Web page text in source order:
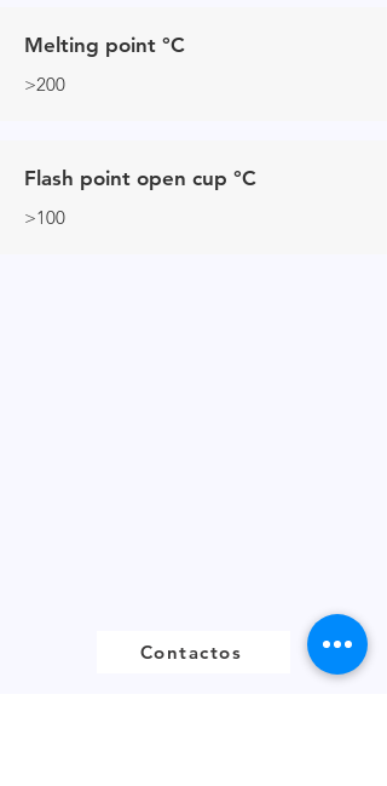
Melting point °C
>200
Flash point open cup °C
>100
Contactos